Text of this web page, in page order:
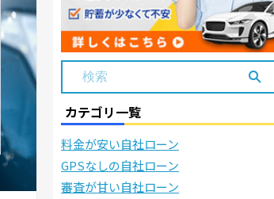
カテゴリ一覧
料金が安い自社ローン
GPSなしの自社ローン
審査が甘い自社ローン